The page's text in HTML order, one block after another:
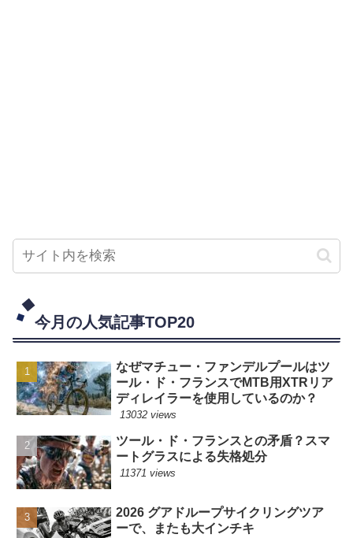
今月の人気記事TOP20
なぜマチュー・ファンデルプールはツ
ール・ド・フランスでMTB用XTRリア
ディレイラーを使用しているのか？
13032 views
ツール・ド・フランスとの矛盾？スマ
ートグラスによる失格処分
11371 views
2026 グアドループサイクリングツア
ーで、またも大インチキ